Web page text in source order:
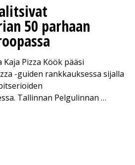
50 parhaan
Pizza Köök pääsi
-guiden rankkauksessa sijalla
Tallinnan Pelgulinnan …